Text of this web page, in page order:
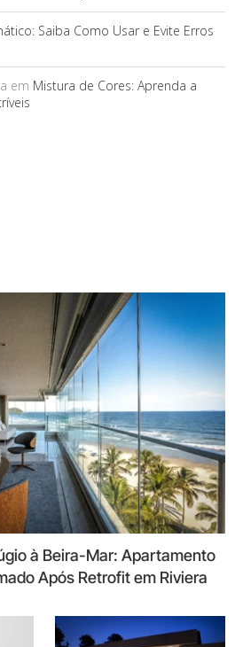
Saiba Como Usar e Evite Erros
em Mistura de Cores: Aprenda a
à Beira-Mar: Apartamento
Após Retrofit em Riviera